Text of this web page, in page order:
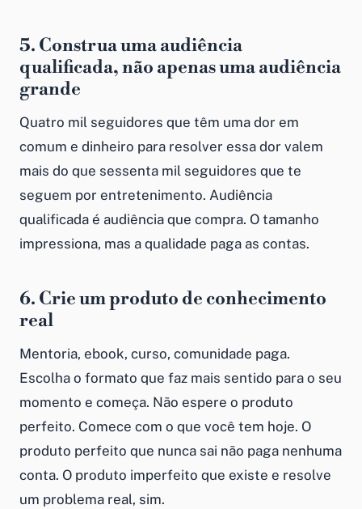
5. Construa uma audiência
qualificada, não apenas uma audiência
grande
Quatro mil seguidores que têm uma dor em
comum e dinheiro para resolver essa dor valem
mais do que sessenta mil seguidores que te
seguem por entretenimento. Audiência
qualificada é audiência que compra. O tamanho
impressiona, mas a qualidade paga as contas.
6. Crie um produto de conhecimento
real
Mentoria, ebook, curso, comunidade paga.
Escolha o formato que faz mais sentido para o seu
momento e começa. Não espere o produto
perfeito. Comece com o que você tem hoje. O
produto perfeito que nunca sai não paga nenhuma
conta. O produto imperfeito que existe e resolve
um problema real, sim.